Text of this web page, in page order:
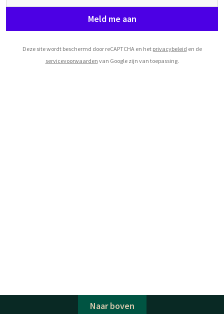
Meld me aan
Deze site wordt beschermd door reCAPTCHA en het privacybeleid en de
servicevoorwaarden van Google zijn van toepassing.
Naar boven